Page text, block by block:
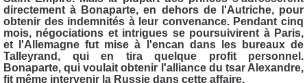
directement à Bonaparte, en dehors de l'Autriche, pour
obtenir des indemnités à leur convenance. Pendant cinq
mois, négociations et intrigues se poursuivirent à Paris,
et l'Allemagne fut mise à l'encan dans les bureaux de
Talleyrand, qui en tira quelque profit personnel.
Bonaparte, qui voulait obtenir l'alliance du tsar Alexandre,
fit même intervenir la Russie dans cette affaire.